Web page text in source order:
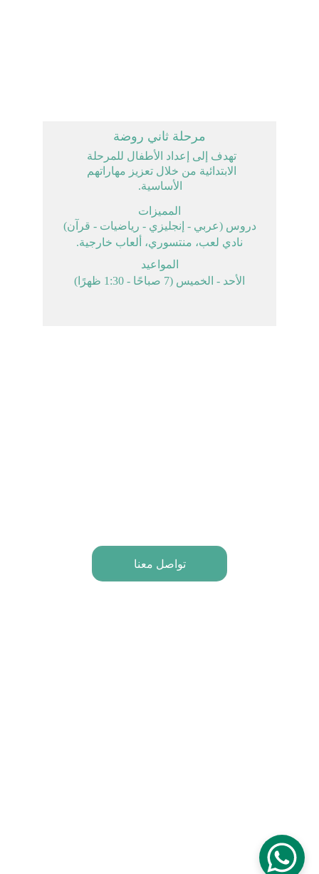
مرحلة ثاني روضة
تهدف إلى إعداد الأطفال للمرحلة
الابتدائية من خلال تعزيز مهاراتهم
الأساسية.
المميزات
دروس (عربي - إنجليزي - رياضيات - قرآن)
نادي لعب، منتسوري، ألعاب خارجية.
المواعيد
الأحد - الخميس (7 صباحًا - 1:30 ظهرًا)
تواصل معنا